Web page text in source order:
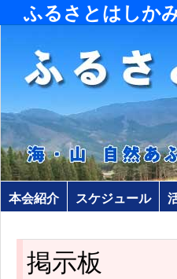
ふるさとはしか
本会紹介 スケジュール
掲示板